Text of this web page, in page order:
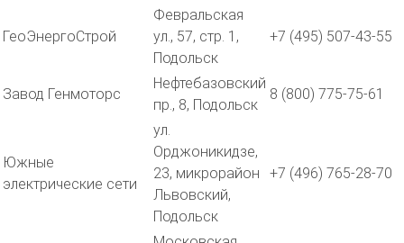
ГеоЭнергоСтрой
Февральская
ул., 57, стр. 1,
Подольск
+7 (495) 507-43-55
Завод Генмоторс
Нефтебазовский
пр., 8, Подольск
8 (800) 775-75-61
Южные
электрические сети
ул.
Орджоникидзе,
23, микрорайон
Львовский,
Подольск
+7 (496) 765-28-70